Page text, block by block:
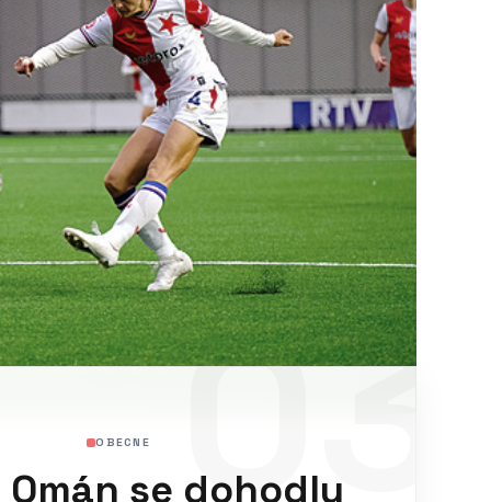
03
OBECNE
Omán se dohodly